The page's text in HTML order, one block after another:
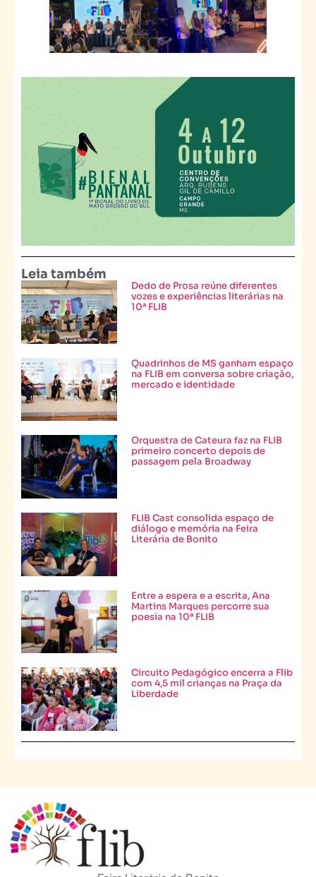
Leia também
Dedo de Prosa reúne diferentes
vozes e experiências literárias na
10ª FLIB
Quadrinhos de MS ganham espaço
na FLIB em conversa sobre criação,
mercado e identidade
Orquestra de Cateura faz na FLIB
primeiro concerto depois de
passagem pela Broadway
FLIB Cast consolida espaço de
diálogo e memória na Feira
Literária de Bonito
Entre a espera e a escrita, Ana
Martins Marques percorre sua
poesia na 10ª FLIB
Circuito Pedagógico encerra a Flib
com 4,5 mil crianças na Praça da
Liberdade